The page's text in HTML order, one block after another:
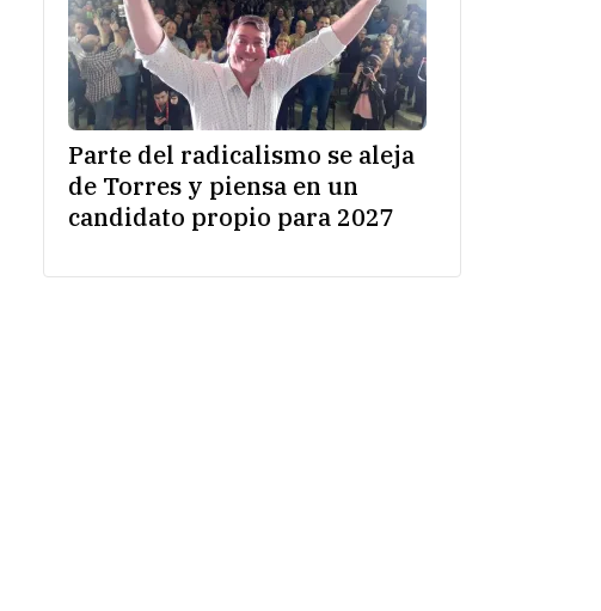
Parte del radicalismo se aleja
de Torres y piensa en un
candidato propio para 2027